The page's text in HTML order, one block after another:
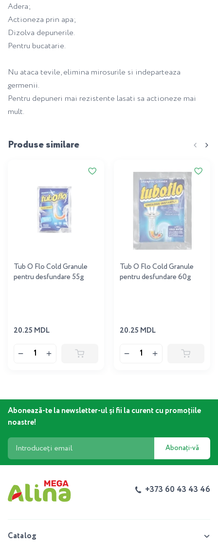
Adera;
Actioneza prin apa;
Dizolva depunerile.
Pentru bucatarie.
Nu ataca tevile, elimina mirosurile si indeparteaza
germenii.
Pentru depuneri mai rezistente lasati sa actioneze mai
mult.
Produse similare
Tub O Flo Cold Granule
pentru desfundare 55g
20.25 MDL
Tub O Flo Cold Granule
pentru desfundare 60g
20.25 MDL
Abonează-te la newsletter-ul și fii la curent cu promoțiile
noastre!
Abonați-vă
+373 60 43 43 46
Catalog